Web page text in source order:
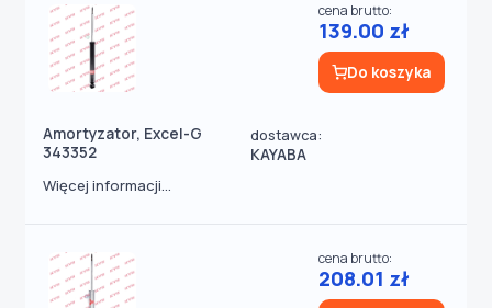
Amortyzator, Excel-G
343352
dostawca:
KAYABA
cena brutto:
139.00 zł
Do koszyka
Więcej informacji...
cena brutto:
208.01 zł